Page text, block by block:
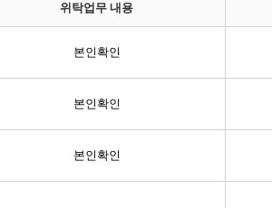
위탁업무 내용
본인확인
본인확인
본인확인